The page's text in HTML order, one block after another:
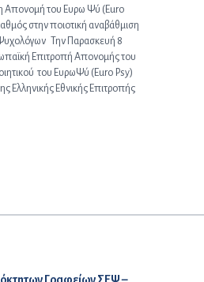
Απονομή του Ευρω Ψύ (Euro
στην ποιοτική αναβάθμιση
Την Παρασκευή 8
Επιτροπή Απονομής του
του ΕυρωΨύ (Euro Psy)
Ελληνικής Εθνικής Επιτροπής